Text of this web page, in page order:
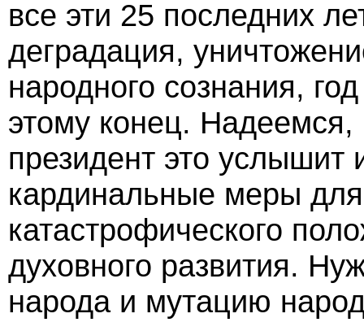
все эти 25 последних
деградация,
народного сознания,
этому конец.
президент это
кардинальные меры
катастрофического
духовного развития.
народа и мутацию